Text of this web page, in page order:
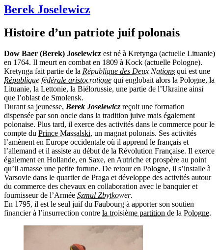
Berek Joselewicz
Histoire d’un patriote juif polonais
Dow Baer (Berek) Joselewicz est né à Kretynga (actuelle Lituanie)
en 1764. Il meurt en combat en 1809 à Kock (actuelle Pologne).
Kretynga fait partie de la République des Deux Nations qui est une
République fédérale aristocratique qui englobait alors la Pologne, la
Lituanie, la Lettonie, la Biélorussie, une partie de l’Ukraine ainsi
que l’oblast de Smolensk.
Durant sa jeunesse, Berek Joselewicz reçoit une formation
dispensée par son oncle dans la tradition juive mais également
polonaise. Plus tard, il exerce des activités dans le commerce pour le
compte du Prince Massalski, un magnat polonais. Ses activités
l’amènent en Europe occidentale où il apprend le français et
l’allemand et il assiste au début de la Révolution Française. Il exerce
également en Hollande, en Saxe, en Autriche et prospère au point
qu’il amasse une petite fortune. De retour en Pologne, il s’installe à
Varsovie dans le quartier de Praga et développe des activités autour
du commerce des chevaux en collaboration avec le banquier et
fournisseur de l’Armée Szmul Zbytkower.
En 1795, il est le seul juif du Faubourg à apporter son soutien
financier à l’insurrection contre la troisième partition de la Pologne.